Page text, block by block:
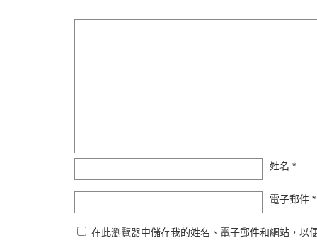
姓名 *
電子郵件 *
在此瀏覽器中儲存我的姓名、電子郵件和網站，以